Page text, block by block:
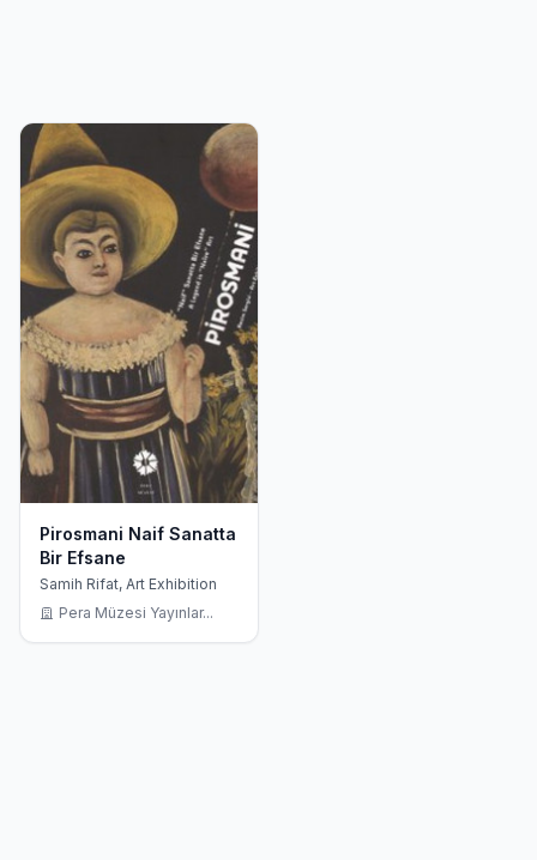
Pirosmani Naif Sanatta
Bir Efsane
Samih Rifat, Art Exhibition
Pera Müzesi Yayınlar...